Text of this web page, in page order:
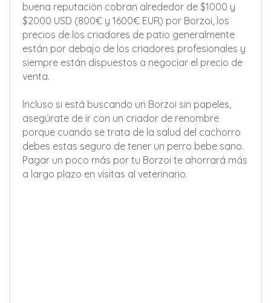
buena reputación cobran alrededor de $1000 y
$2000 USD (800€ y 1600€ EUR) por Borzoi, los
precios de los criadores de patio generalmente
están por debajo de los criadores profesionales y
siempre están dispuestos a negociar el precio de
venta.
Incluso si está buscando un Borzoi sin papeles,
asegúrate de ir con un criador de renombre
porque cuando se trata de la salud del cachorro
debes estas seguro de tener un perro bebe sano.
Pagar un poco más por tu Borzoi te ahorrará más
a largo plazo en visitas al veterinario.